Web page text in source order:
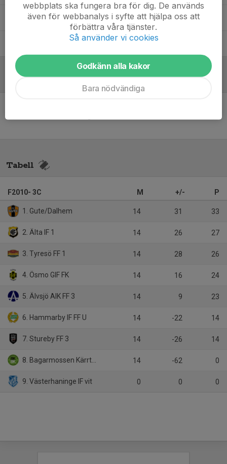
Carl-Johan PalmTränare
Henrik OtterbeckLagledare, Tränare
Tabell
F2010- 3C M +/- P
1. Gute/Dalhem 14 31 33
2. Älta IF 1 14 26 27
3. Tyresö FF 1 14 28 26
4. Ösmo GIF FK 14 16 24
5. Älvsjö AIK FF 3 14 9 23
6. Hammarby IF FF U 14 -22 14
7. Stureby FF 3 14 -26 14
8. Bagarmossen Kärrtorp BK 14 -62 0
9. Västerhaninge IF vit 0 0 0
webbplats ska fungera bra för dig. De används
även för webbanalys i syfte att hjälpa oss att
förbättra våra tjänster.
Så använder vi cookies
Godkänn alla kakor
Bara nödvändiga